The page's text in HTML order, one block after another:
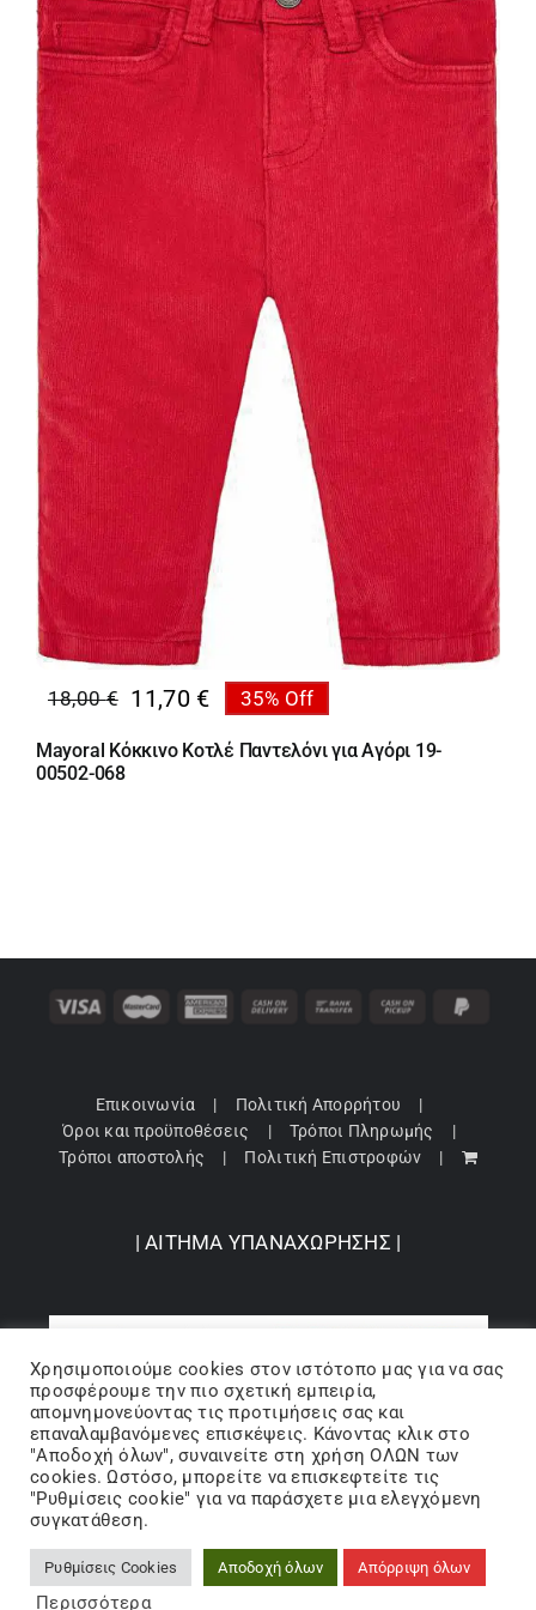
18,00€
Original
price
was:
11,70 €
Η
τρέχουσα
τιμή
35% Off
Mayoral Κόκκινο Κοτλέ Παντελόνι για Αγόρι 19-
00502-068
Επικοινωνία
Πολιτική Απορρήτου
Όροι και προϋποθέσεις
Τρόποι Πληρωμής
Τρόποι αποστολής
Πολιτική Επιστροφών
| ΑΙΤΗΜΑ ΥΠΑΝΑΧΩΡΗΣΗΣ |
Copyright 2024 © Barbopoulos store - All Rights Reserved |
Χρησιμοποιούμε cookies στον ιστότοπo μας για να σας
προσφέρουμε την πιο σχετική εμπειρία,
απομνημονεύοντας τις προτιμήσεις σας και
επαναλαμβανόμενες επισκέψεις. Κάνοντας κλικ στο
"Αποδοχή όλων", συναινείτε στη χρήση ΟΛΩΝ των
cookies. Ωστόσο, μπορείτε να επισκεφτείτε τις
"Ρυθμίσεις cookie" για να παράσχετε μια ελεγχόμενη
συγκατάθεση.
Ρυθμίσεις Cookies Αποδοχή όλων Απόρριψη όλων
Περισσότερα